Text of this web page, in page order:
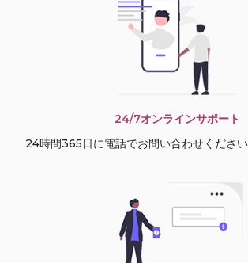
24/7オンラインサポート
24時間365日に電話でお問い合わせくださ